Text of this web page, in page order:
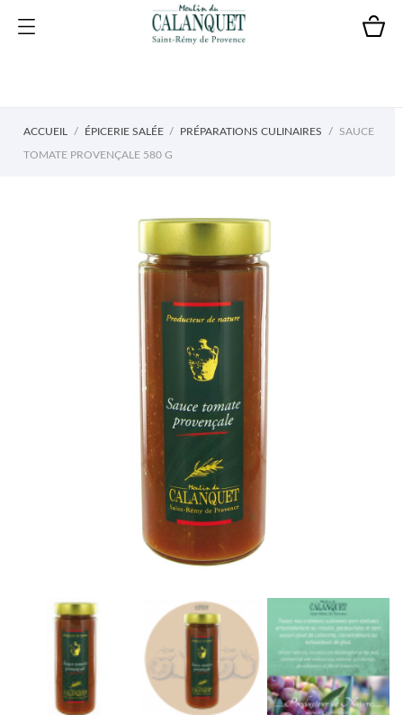
ACCUEIL ÉPICERIE SALÉE PRÉPARATIONS CULINAIRES SAUCE
TOMATE PROVENÇALE 580 G